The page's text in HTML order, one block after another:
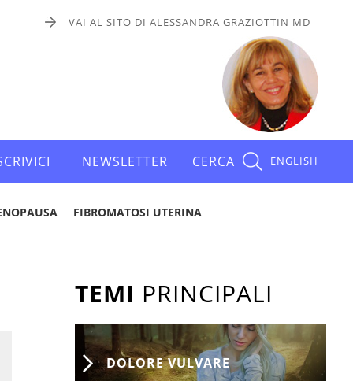
VAI AL SITO DI ALESSANDRA GRAZIOTTIN MD
NEWSLETTER CERCA ENGLISH
FIBROMATOSI UTERINA
TEMI PRINCIPALI
DOLORE VULVARE